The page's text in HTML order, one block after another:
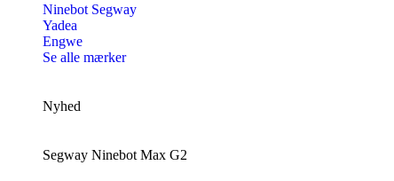
Ninebot Segway
Yadea
Engwe
Se alle mærker
Nyhed
Segway Ninebot Max G2